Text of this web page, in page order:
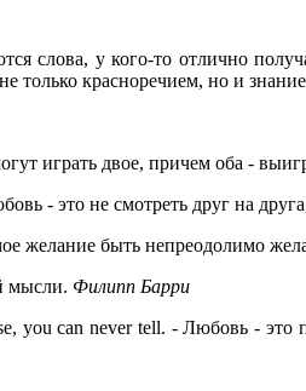
у кого-то отлично
только красноречием, но и
играть двое, причем оба -
- это не смотреть друг на
желание быть непреодолимо
мысли. Филипп Барри
you can never tell. - Любовь - это